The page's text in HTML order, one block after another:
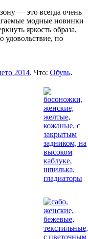
— это всегда очень
модные новинки
яркость образа,
удовольствие, по
2014. Что: Обувь.